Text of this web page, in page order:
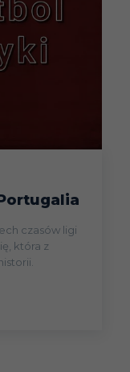
czasów ligi
która z